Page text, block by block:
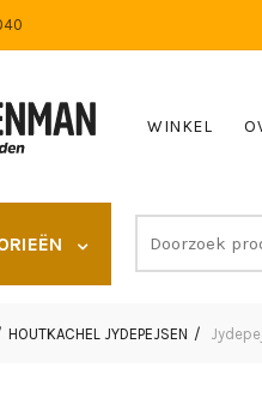
WINKEL
for:
HOUTKACHEL JYDEPEJSEN